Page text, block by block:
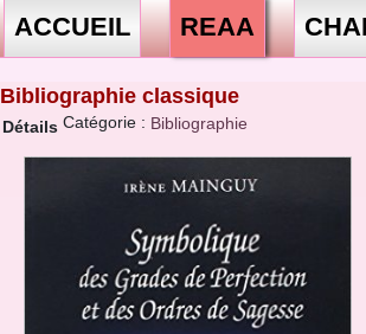
ACCUEIL REAA
Bibliographie classique
Détails Catégorie : Bibliographie